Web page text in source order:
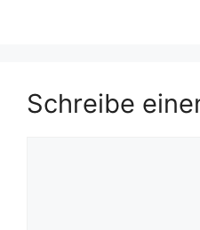
Schreibe